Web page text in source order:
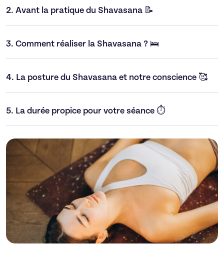
2. Avant la pratique du Shavasana 📝
3. Comment réaliser la Shavasana ? 🛌
4. La posture du Shavasana et notre conscience 🥰
5. La durée propice pour votre séance ⏱